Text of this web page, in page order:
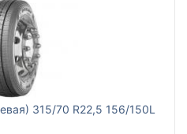
315/70 R22,5 156/150L